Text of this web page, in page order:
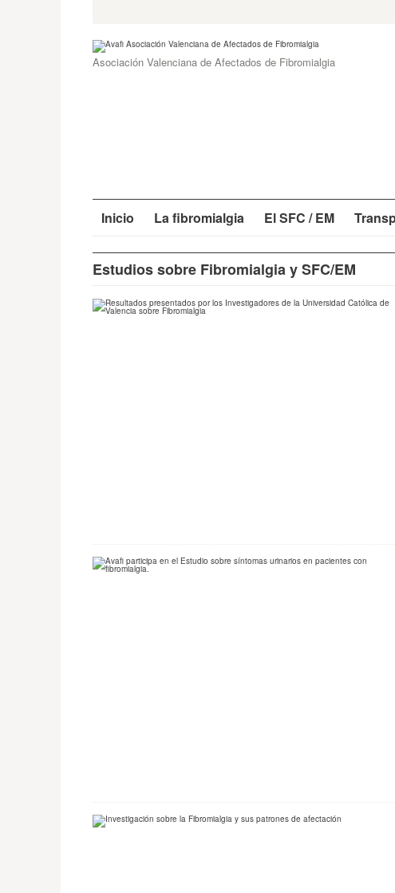
Asociación Valenciana de Afectados de Fibromialgia
Inicio La fibromialgia El SFC / EM
Estudios sobre Fibromialgia y SFC/EM